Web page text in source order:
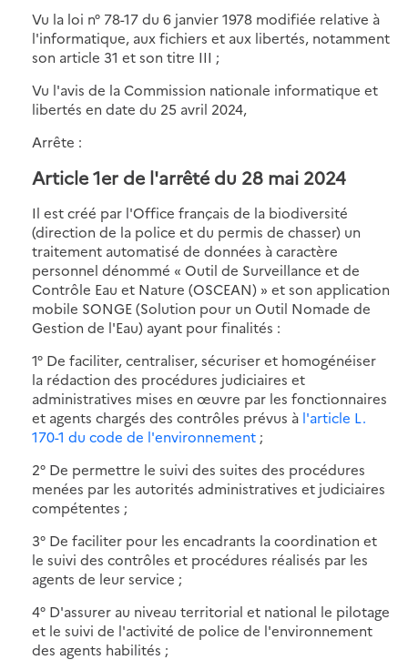
Vu la loi n° 78-17 du 6 janvier 1978 modifiée relative à
l'informatique, aux fichiers et aux libertés, notamment
son article 31 et son titre III ;
Vu l'avis de la Commission nationale informatique et
libertés en date du 25 avril 2024,
Arrête :
Article 1er de l'arrêté du 28 mai 2024
Il est créé par l'Office français de la biodiversité
(direction de la police et du permis de chasser) un
traitement automatisé de données à caractère
personnel dénommé « Outil de Surveillance et de
Contrôle Eau et Nature (OSCEAN) » et son application
mobile SONGE (Solution pour un Outil Nomade de
Gestion de l'Eau) ayant pour finalités :
1° De faciliter, centraliser, sécuriser et homogénéiser
la rédaction des procédures judiciaires et
administratives mises en œuvre par les fonctionnaires
et agents chargés des contrôles prévus à l'article L.
170-1 du code de l'environnement ;
2° De permettre le suivi des suites des procédures
menées par les autorités administratives et judiciaires
compétentes ;
3° De faciliter pour les encadrants la coordination et
le suivi des contrôles et procédures réalisés par les
agents de leur service ;
4° D'assurer au niveau territorial et national le pilotage
et le suivi de l'activité de police de l'environnement
des agents habilités ;